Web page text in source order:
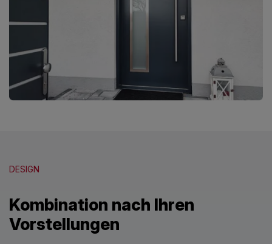
DESIGN
Kombination nach Ihren
Vorstellungen